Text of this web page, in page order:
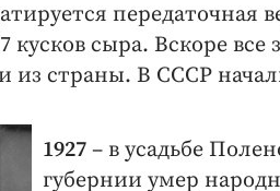
передаточная
кусков сыра. Вскоре
из страны. В СССР
1927 – в усадьбе
губернии умер